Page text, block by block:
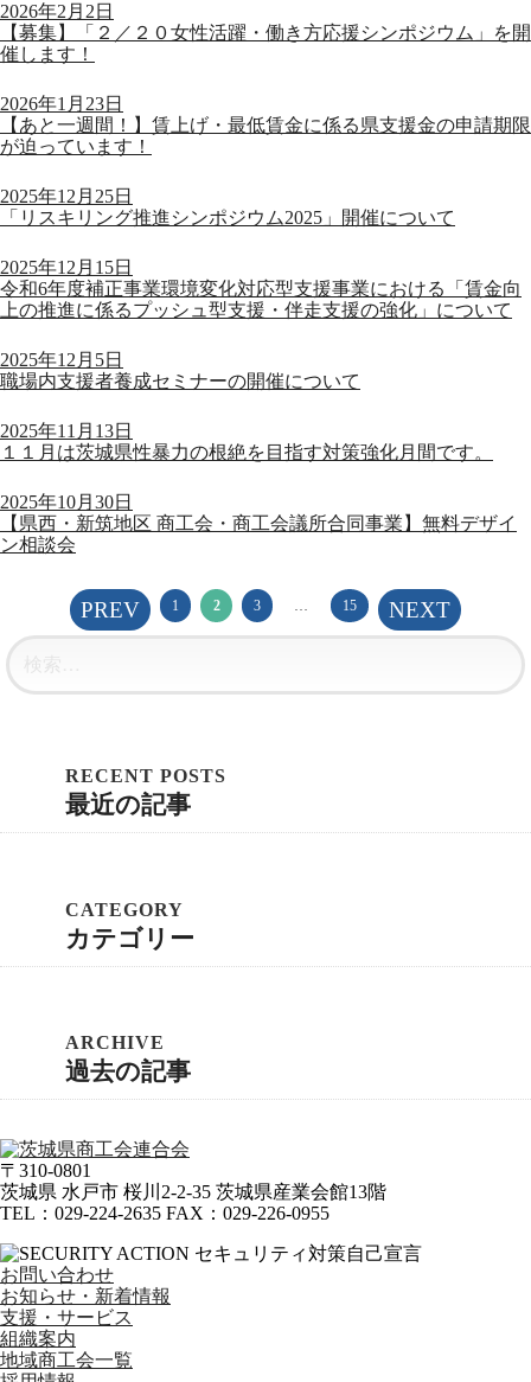
2026年2月2日
【募集】「２／２０女性活躍・働き方応援シンポジウム」を開
催します！
2026年1月23日
【あと一週間！】賃上げ・最低賃金に係る県支援金の申請期限
が迫っています！
2025年12月25日
「リスキリング推進シンポジウム2025」開催について
2025年12月15日
令和6年度補正事業環境変化対応型支援事業における「賃金向
上の推進に係るプッシュ型支援・伴走支援の強化」について
2025年12月5日
職場内支援者養成セミナーの開催について
2025年11月13日
１１月は茨城県性暴力の根絶を目指す対策強化月間です。
2025年10月30日
【県西・新筑地区 商工会・商工会議所合同事業】無料デザイ
ン相談会
の
ペ
PREV
固
定
ペ
1 2
固
定
ペ
3 …
固
定
ペ
15 NEXT
最近の記事
カテゴリー
過去の記事
〒310-0801
茨城県 水戸市 桜川2-2-35 茨城県産業会館13階
TEL ： 029-224-2635 FAX ： 029-226-0955
お問い合わせ
お知らせ・新着情報
支援・サービス
組織案内
地域商工会一覧